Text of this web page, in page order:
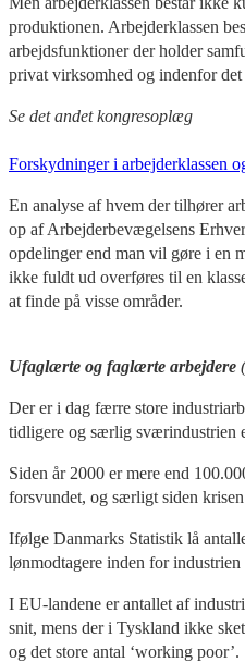
produktionen. Arbejderklassen
arbejdsfunktioner der holder
privat virksomhed og indenfor
Se det andet kongresoplæg
Forskydninger i arbejderklassen
En analyse af hvem der tilhører
op af Arbejderbevægelsens
opdelinger end man vil gøre i en
ikke fuldt ud overføres til en
at finde på visse områder.
Ufaglærte og faglærte arbejdere
Der er i dag færre store
tidligere og særlig sværindustrien
Siden år 2000 er mere end
forsvundet, og særligt siden
Ifølge Danmarks Statistik lå
lønmodtagere inden for
I EU-landene er antallet af
snit, mens der i Tyskland ikke
og det store antal ‘working poor’.